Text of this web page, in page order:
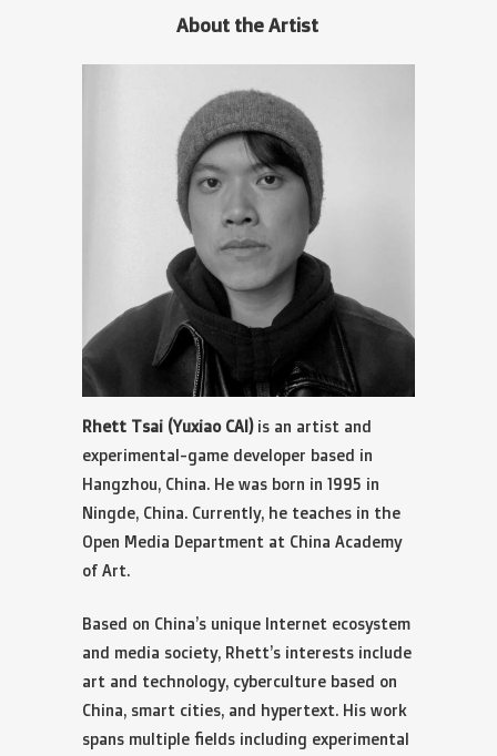
About the Artist
Rhett Tsai (Yuxiao CAI) is an artist and
experimental-game developer based in
Hangzhou, China. He was born in 1995 in
Ningde, China. Currently, he teaches in the
Open Media Department at China Academy
of Art.
Based on China’s unique Internet ecosystem
and media society, Rhett’s interests include
art and technology, cyberculture based on
China, smart cities, and hypertext. His work
spans multiple fields including experimental